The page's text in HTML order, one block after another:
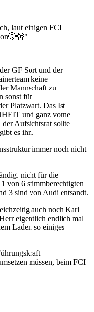
laut einigen FCI
GF Sort und der
keine
Mannschaft zu
sonst für
Platzwart. Das Ist
und ganz vorne
der Aufsichtsrat sollte
es ihn.
immer noch nicht
nicht für die
von 6 stimmberechtigten
3 sind von Audi entsandt.
auch noch Karl
eigentlich endlich mal
Laden so einiges
müssen, beim FCI